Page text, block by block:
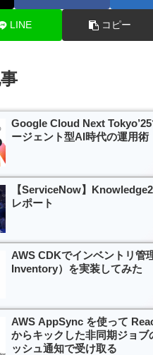
LINE コピー
Google Cloud Next
ージェント型AI時代の運用術
【ServiceNow】
レポート
AWS CDKでインベントリ管
Inventory）を実装してみた
AWS AppSync を使って
からキックした非同期ジョブ
ッシュ通知で受け取る